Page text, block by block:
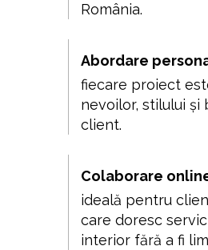
România.
Abordare
fiecare proiect
nevoilor, stilului și
client.
Colaborare
ideală pentru
care doresc
interior fără a fi